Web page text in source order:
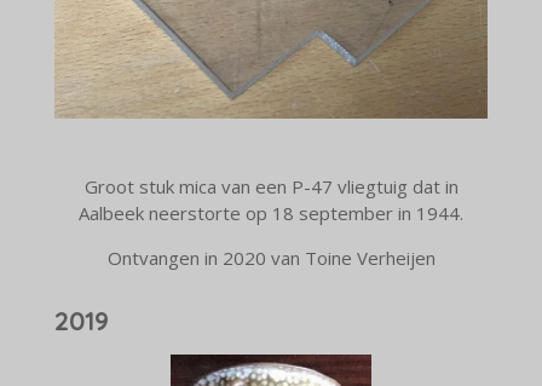
Groot stuk mica van een P-47 vliegtuig dat in
Aalbeek neerstorte op 18 september in 1944.
Ontvangen in 2020 van Toine Verheijen
2019